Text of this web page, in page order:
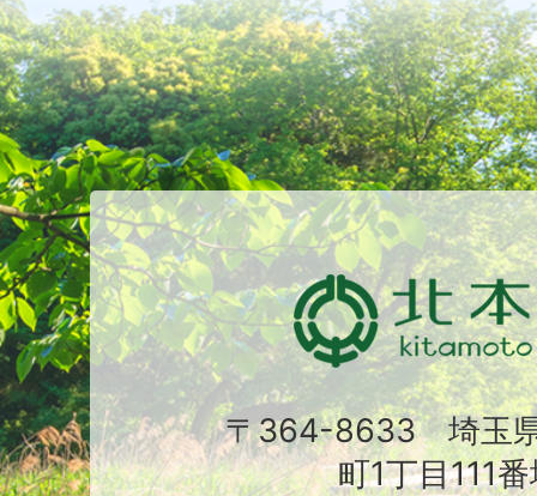
〒364-8633 埼玉
町1丁目111